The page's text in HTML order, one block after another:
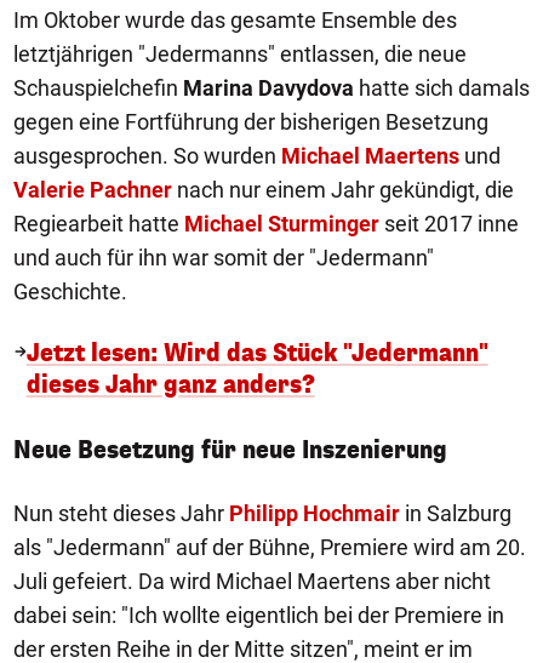
Im Oktober wurde das gesamte Ensemble des
letztjährigen "Jedermanns" entlassen, die neue
Schauspielchefin Marina Davydova hatte sich damals
gegen eine Fortführung der bisherigen Besetzung
ausgesprochen. So wurden Michael Maertens und
Valerie Pachner nach nur einem Jahr gekündigt, die
Regiearbeit hatte Michael Sturminger seit 2017 inne
und auch für ihn war somit der "Jedermann"
Geschichte.
Jetzt lesen: Wird das Stück "Jedermann"
dieses Jahr ganz anders?
Neue Besetzung für neue Inszenierung
Nun steht dieses Jahr Philipp Hochmair in Salzburg
als "Jedermann" auf der Bühne, Premiere wird am 20.
Juli gefeiert. Da wird Michael Maertens aber nicht
dabei sein: "Ich wollte eigentlich bei der Premiere in
der ersten Reihe in der Mitte sitzen", meint er im